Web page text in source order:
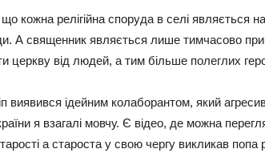
кожна релігійна споруда в селі являється
А священник являється лише тимчасово
церкву від людей, а тим більше полеглих
виявився ідейним колаборантом, який
я взагалі мовчу. Є відео, де можна
а староста у свою чергу викликав